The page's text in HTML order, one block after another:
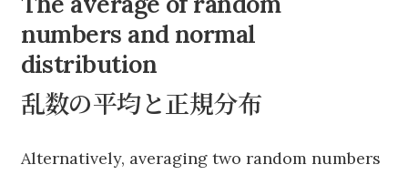
numbers and normal
distribution
乱数の平均と正規分布
Alternatively, averaging two random numbers